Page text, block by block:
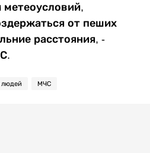
от пеших
расстояния, -
людей МЧС